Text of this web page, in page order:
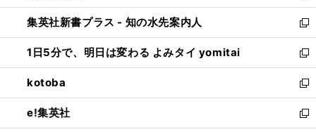
開
く
ン
ド
ウ
で
開
く
ウ
ィ
ン
ド
ウ
で
開
く
し
い
ウ
ィ
ン
ド
ウ
で
開
集英社新書プラス - 知の水先案内人
新
し
い
ウ
ィ
ン
ド
ウ
1日5分で、明日は変わる よみタイ yomitai
新
し
い
ウ
ィ
ン
kotoba
新
し
い
ウ
e!集英社
新
し